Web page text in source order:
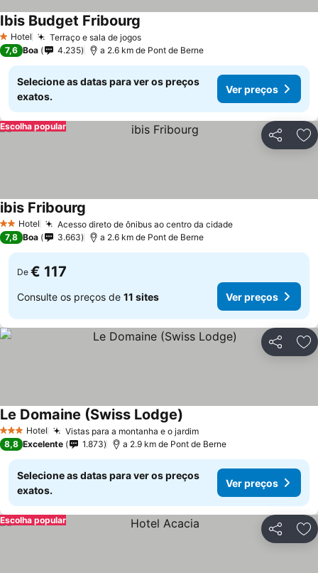
1 Estrelas
Hotel Terraço e sala de jogos
Ibis Budget Fribourg
7,6 Boa 4.235 a 2.6 km de Pont de Berne
Selecione as datas para ver os preços
exatos.
Ver preços
Partilhar
Escolha popular
2 Estrelas
Hotel Acesso direto de ônibus ao centro da cidade
ibis Fribourg
7,8 Boa 3.663 a 2.6 km de Pont de Berne
De € 117
Consulte os preços de 11 sites Ver preços
Partilhar
3 EstrelasHotel Vistas para a montanha e o jardim
Le Domaine (Swiss Lodge)
8,8 Excelente 1.873 a 2.9 km de Pont de Berne
Selecione as datas para ver os preços
exatos.
Ver preços
Partilhar
Escolha popular